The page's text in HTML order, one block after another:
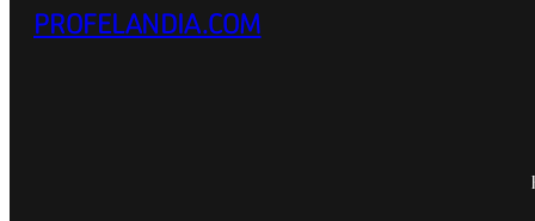
PROFELANDIA.COM